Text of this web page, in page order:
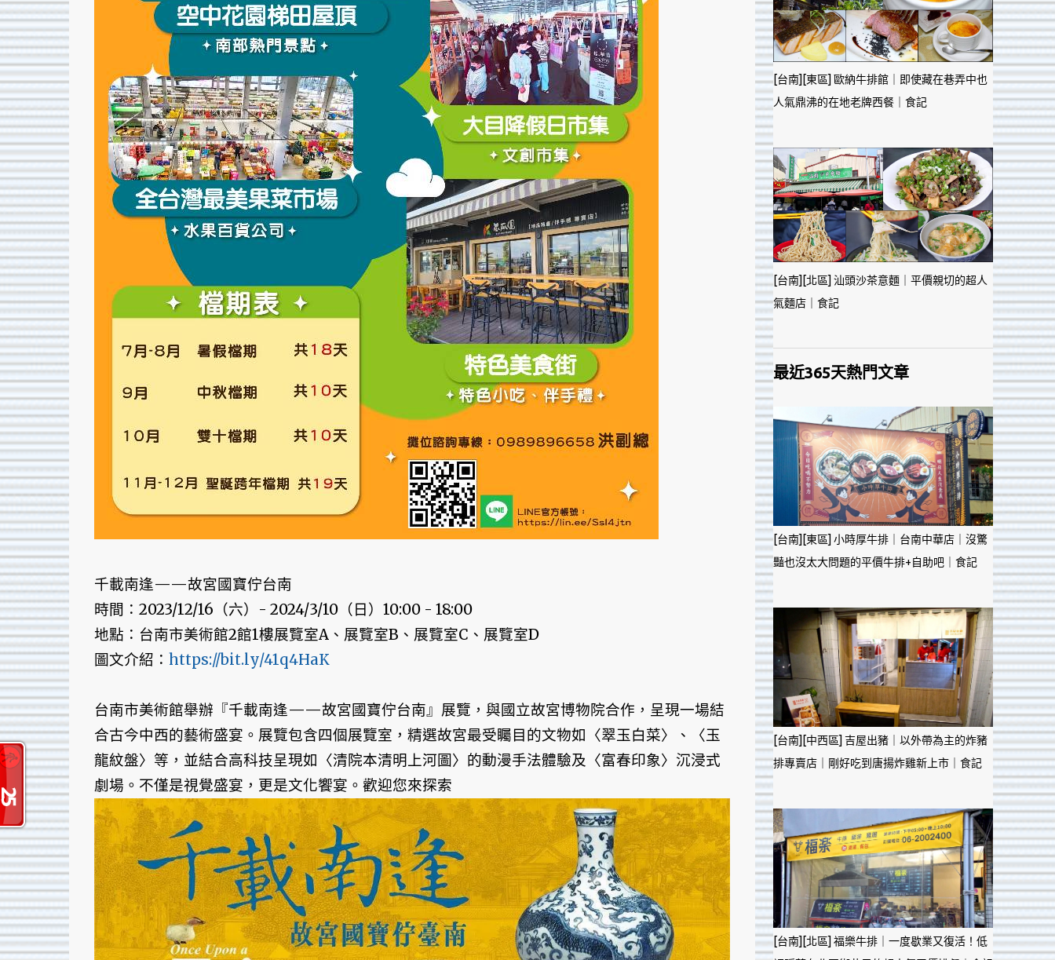
千載南逢——故宮國寶佇台南
時間：2023/12/16（六）- 2024/3/10（日）10:00 - 18:00
地點：台南市美術館2館1樓展覽室A、展覽室B、展覽室C、展覽室D
圖文介紹： https://bit.ly/41q4HaK
台南市美術館舉辦『千載南逢——故宮國寶佇台南』展覽，與國立故宮博物院合作，呈現一場結
合古今中西的藝術盛宴。展覽包含四個展覽室，精選故宮最受矚目的文物如〈翠玉白菜〉、〈玉
龍紋盤〉等，並結合高科技呈現如〈清院本清明上河圖〉的動漫手法體驗及〈富春印象〉沉浸式
劇場。不僅是視覺盛宴，更是文化饗宴。歡迎您來探索
[台南][東區] 歐納牛排館｜即使藏在巷弄中也
人氣鼎沸的在地老牌西餐｜食記
[台南][北區] 汕頭沙茶意麵｜平價親切的超人
氣麵店｜食記
最近365天熱門文章
[台南][東區] 小時厚牛排｜台南中華店｜沒驚
豔也沒太大問題的平價牛排+自助吧｜食記
[台南][中西區] 吉屋出豬｜以外帶為主的炸豬
排專賣店｜剛好吃到唐揚炸雞新上市｜食記
[台南][北區] 福樂牛排｜一度歇業又復活！低